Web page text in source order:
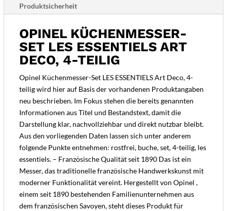
Produktsicherheit
OPINEL KÜCHENMESSER-
SET LES ESSENTIELS ART
DECO, 4-TEILIG
Opinel Küchenmesser-Set LES ESSENTIELS Art Deco, 4-
teilig wird hier auf Basis der vorhandenen Produktangaben
neu beschrieben. Im Fokus stehen die bereits genannten
Informationen aus Titel und Bestandstext, damit die
Darstellung klar, nachvollziehbar und direkt nutzbar bleibt.
Aus den vorliegenden Daten lassen sich unter anderem
folgende Punkte entnehmen: rostfrei, buche, set, 4-teilig, les
essentiels. – Französische Qualität seit 1890 Das ist ein
Messer, das traditionelle französische Handwerkskunst mit
moderner Funktionalität vereint. Hergestellt von Opinel ,
einem seit 1890 bestehenden Familienunternehmen aus
dem französischen Savoyen, steht dieses Produkt für